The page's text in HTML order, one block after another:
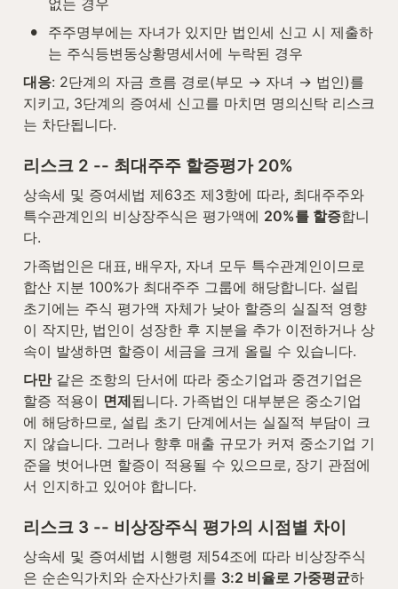
없는 경우
•
주주명부에는 자녀가 있지만 법인세 신고 시 제출하
는 주식등변동상황명세서에 누락된 경우
대응: 2단계의 자금 흐름 경로(부모 → 자녀 → 법인)를
지키고, 3단계의 증여세 신고를 마치면 명의신탁 리스크
는 차단됩니다.
리스크 2 -- 최대주주 할증평가 20%
상속세 및 증여세법 제63조 제3항에 따라, 최대주주와
특수관계인의 비상장주식은 평가액에 20%를 할증합니
다.
가족법인은 대표, 배우자, 자녀 모두 특수관계인이므로
합산 지분 100%가 최대주주 그룹에 해당합니다. 설립
초기에는 주식 평가액 자체가 낮아 할증의 실질적 영향
이 작지만, 법인이 성장한 후 지분을 추가 이전하거나 상
속이 발생하면 할증이 세금을 크게 올릴 수 있습니다.
다만 같은 조항의 단서에 따라 중소기업과 중견기업은
할증 적용이 면제됩니다. 가족법인 대부분은 중소기업
에 해당하므로, 설립 초기 단계에서는 실질적 부담이 크
지 않습니다. 그러나 향후 매출 규모가 커져 중소기업 기
준을 벗어나면 할증이 적용될 수 있으므로, 장기 관점에
서 인지하고 있어야 합니다.
리스크 3 -- 비상장주식 평가의 시점별 차이
상속세 및 증여세법 시행령 제54조에 따라 비상장주식
은 순손익가치와 순자산가치를 3:2 비율로 가중평균하